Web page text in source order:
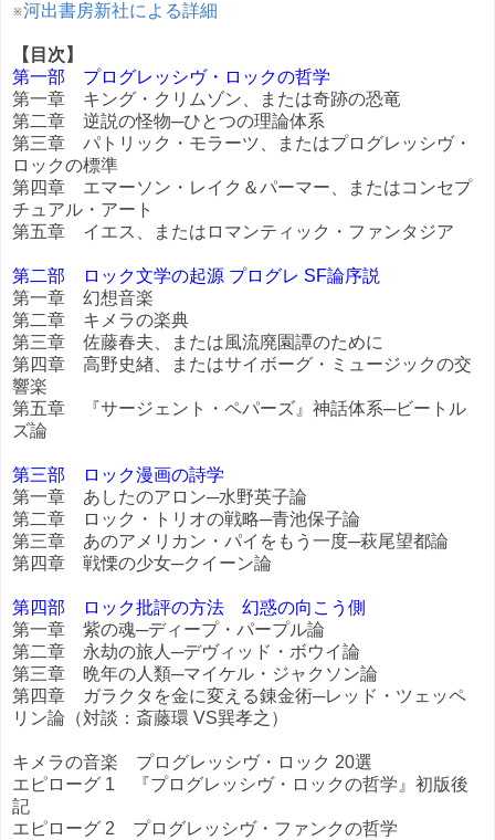
※河出書房新社による詳細
【目次】
第一部 プログレッシヴ・ロックの哲学
第一章 キング・クリムゾン、または奇跡の恐竜
第二章 逆説の怪物─ひとつの理論体系
第三章 パトリック・モラーツ、またはプログレッシヴ・
ロックの標準
第四章 エマーソン・レイク＆パーマー、またはコンセプ
チュアル・アート
第五章 イエス、またはロマンティック・ファンタジア
第二部 ロック文学の起源 プログレ SF論序説
第一章 幻想音楽
第二章 キメラの楽典
第三章 佐藤春夫、または風流廃園譚のために
第四章 高野史緖、またはサイボーグ・ミュージックの交
響楽
第五章 『サージェント・ペパーズ』神話体系─ビートル
ズ論
第三部 ロック漫画の詩学
第一章 あしたのアロン─水野英子論
第二章 ロック・トリオの戦略─青池保子論
第三章 あのアメリカン・パイをもう一度─萩尾望都論
第四章 戦慄の少女─クイーン論
第四部 ロック批評の方法 幻惑の向こう側
第一章 紫の魂─ディープ・パープル論
第二章 永劫の旅人─デヴィッド・ボウイ論
第三章 晩年の人類─マイケル・ジャクソン論
第四章 ガラクタを金に変える錬金術─レッド・ツェッペ
リン論（対談：斎藤環 VS巽孝之）
キメラの音楽 プログレッシヴ・ロック 20選
エピローグ 1 『プログレッシヴ・ロックの哲学』初版後
記
エピローグ 2 プログレッシヴ・ファンクの哲学